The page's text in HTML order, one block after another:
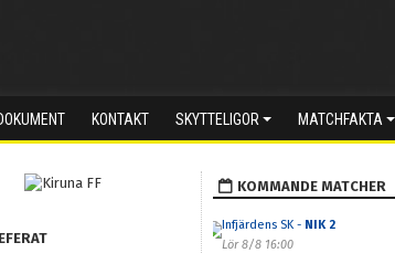
KONTAKT SKYTTELIGOR MATCHFAKTA
KOMMANDE MATCHER
Infjärdens SK - NIK 2
Lör 8/8 16:00